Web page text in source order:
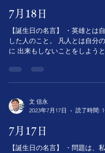
7月18日
【誕生日の名言】 ・英雄とは
した人のこと。 凡人とは自分
に 出来もしないことをしよう
ギリスの実業家 【命日の名言】
文 信永
2023年7月17日
読了時間:
7月17日
【誕生日の名言】 ・問題は、